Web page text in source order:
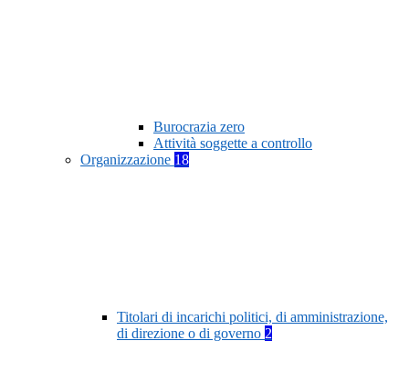
Burocrazia zero
Attività soggette a controllo
Organizzazione 18
Titolari di incarichi politici, di amministrazione,
di direzione o di governo 2